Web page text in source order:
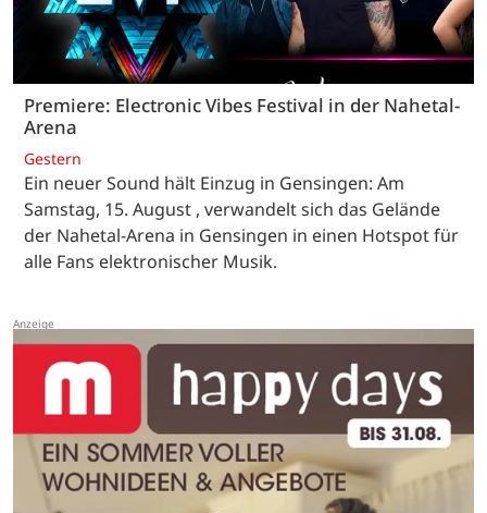
Premiere: Electronic Vibes Festival in der Nahetal-
Arena
Gestern
Ein neuer Sound hält Einzug in Gensingen: Am
Samstag, 15. August , verwandelt sich das Gelände
der Nahetal-Arena in Gensingen in einen Hotspot für
alle Fans elektronischer Musik.